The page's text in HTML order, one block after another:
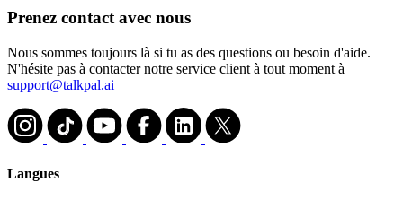
Prenez contact avec nous
Nous sommes toujours là si tu as des questions ou besoin d'aide.
N'hésite pas à contacter notre service client à tout moment à
support@talkpal.ai
Langues